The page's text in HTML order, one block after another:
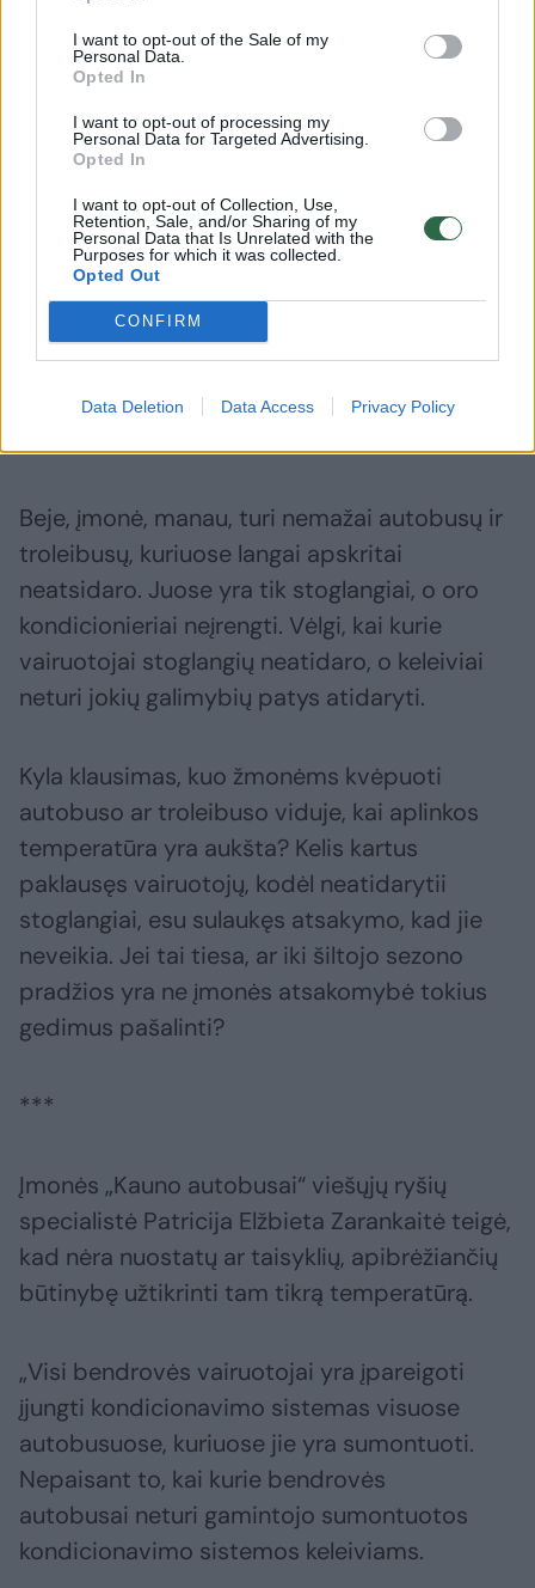
I want to opt-out of the Sale of my
Personal Data.
Opted In
I want to opt-out of processing my
Personal Data for Targeted Advertising.
Opted In
I want to opt-out of Collection, Use,
Retention, Sale, and/or Sharing of my
Personal Data that Is Unrelated with the
Purposes for which it was collected.
Opted Out
CONFIRM
Data Deletion Data Access Privacy Policy
kondicionieriai veikė labai efektyviai.
Kilo keli klausimai
perkama dešimtys naujų ir naudotų
autobusų. Paskutiniai nupirkti „Temsa“
autobusai visi be išimties yra su oro
kondicionieriais. Tačiu kodėl jie neveikia ar
nėra įjungiami? Ar įmonė skiria nuobaudas
vairuotojams, kurie piktnaudžiauja tokiais
Beje, įmonė, manau, turi nemažai autobusų ir
troleibusų, kuriuose langai apskritai
neatsidaro. Juose yra tik stoglangiai, o oro
kondicionieriai neįrengti. Vėlgi, kai kurie
vairuotojai stoglangių neatidaro, o keleiviai
neturi jokių galimybių patys atidaryti.
Kyla klausimas, kuo žmonėms kvėpuoti
autobuso ar troleibuso viduje, kai aplinkos
temperatūra yra aukšta? Kelis kartus
paklausęs vairuotojų, kodėl neatidarytii
stoglangiai, esu sulaukęs atsakymo, kad jie
neveikia. Jei tai tiesa, ar iki šiltojo sezono
pradžios yra ne įmonės atsakomybė tokius
gedimus pašalinti?
***
Įmonės „Kauno autobusai“ viešųjų ryšių
specialistė Patricija Elžbieta Zarankaitė teigė,
kad nėra nuostatų ar taisyklių, apibrėžiančių
būtinybę užtikrinti tam tikrą temperatūrą.
„Visi bendrovės vairuotojai yra įpareigoti
įjungti kondicionavimo sistemas visuose
autobusuose, kuriuose jie yra sumontuoti.
Nepaisant to, kai kurie bendrovės
autobusai neturi gamintojo sumontuotos
kondicionavimo sistemos keleiviams.